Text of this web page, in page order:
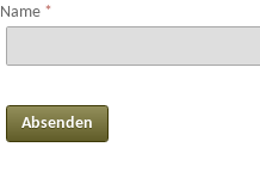
Name *